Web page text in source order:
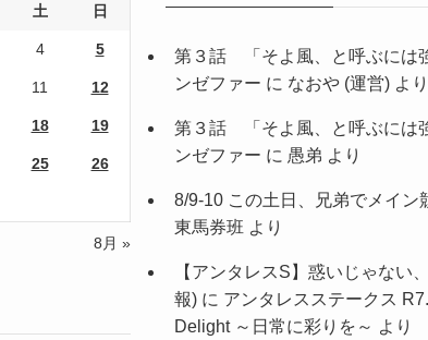
土 日
4 5
11 12
18 19
25 26
8月 »
第３話 「そよ風、と呼ぶには
ンゼファー に なおや (運営) より
第３話 「そよ風、と呼ぶには
ンゼファー に 愚弟 より
8/9-10 この土日、兄弟でメイン
東馬券班 より
【アンタレスS】惑いじゃない
報) に アンタレスステークス
Delight ～日常に彩りを～ より